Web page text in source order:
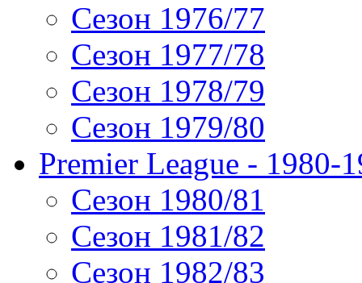
Сезон 1976/77
Сезон 1977/78
Сезон 1978/79
Сезон 1979/80
Premier League - 1980-
Сезон 1980/81
Сезон 1981/82
Сезон 1982/83